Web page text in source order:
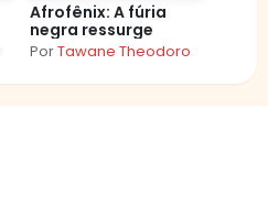
Afrofênix: A fúria
negra ressurge
PorTawane Theodoro